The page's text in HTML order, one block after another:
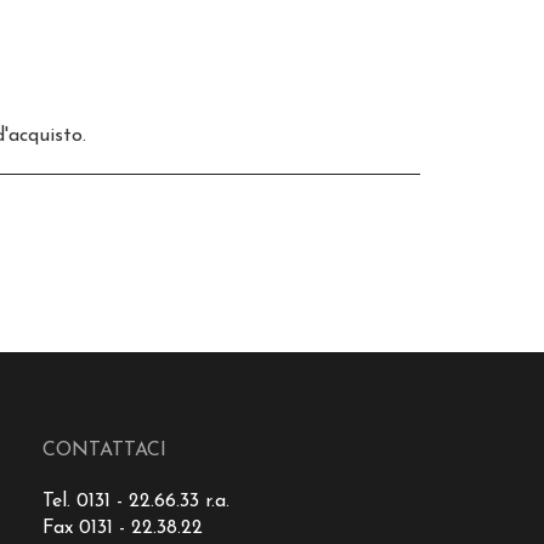
CONTATTACI
Tel. 0131 - 22.66.33 r.a.
Fax 0131 - 22.38.22